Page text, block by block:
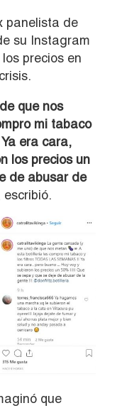
panelista de
su Instagram
precios en
que nos
mi tabaco
era cara,
los precios un
de abusar de
escribió.
que